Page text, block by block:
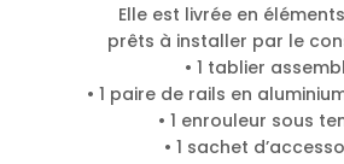
Elle est livrée en
prêts à installer par le
• 1 tablier
• 1 paire de rails en
• 1 enrouleur sous
• 1 sachet